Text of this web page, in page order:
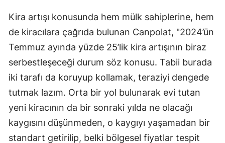
Kira artışı konusunda hem mülk sahiplerine, hem
de kiracılara çağrıda bulunan Canpolat, "2024’ün
Temmuz ayında yüzde 25’lik kira artışının biraz
serbestleşeceği durum söz konusu. Tabii burada
iki tarafı da koruyup kollamak, teraziyi dengede
tutmak lazım. Orta bir yol bulunarak evi tutan
yeni kiracının da bir sonraki yılda ne olacağı
kaygısını düşünmeden, o kaygıyı yaşamadan bir
standart getirilip, belki bölgesel fiyatlar tespit